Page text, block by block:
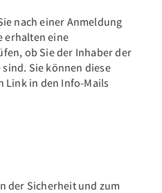
nach einer Anmeldung
erhalten eine
ob Sie der Inhaber der
sind. Sie können diese
Link in den Info-Mails
der Sicherheit und zum